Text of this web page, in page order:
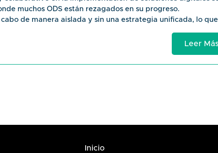
muchos ODS están rezagados en su progreso.
de manera aislada y sin una estrategia unificada, lo
amplia, obstaculizando así el potencial de
atrasados, la digitalización surge como una herramienta
Leer
Inicio